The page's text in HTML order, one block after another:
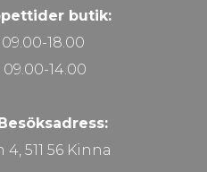
butik:
18.00
14.00
511 56 Kinna